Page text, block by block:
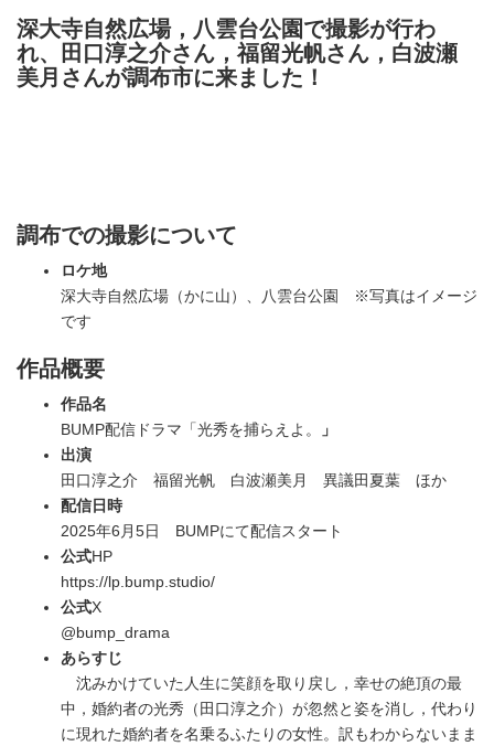
深大寺自然広場，八雲台公園で撮影が行わ
れ、田口淳之介さん，福留光帆さん，白波瀬
美月さんが調布市に来ました！
調布での撮影について
ロケ地
深大寺自然広場（かに山）、八雲台公園 ※写真はイメージ
です
作品概要
作品名
BUMP配信ドラマ「光秀を捕らえよ。
」
出演
田口淳之介 福留光帆 白波瀬美月 異議田夏葉 ほか
配信日時
2025年6月5日 BUMPにて配信スタート
公式HP
https://lp.bump.studio/
公式X
@bump_drama
あらすじ
沈みかけていた人生に笑顔を取り戻し，幸せの絶頂の最
中，婚約者の光秀（田口淳之介）が忽然と姿を消し，代わり
に現れた婚約者を名乗るふたりの女性。訳もわからないまま